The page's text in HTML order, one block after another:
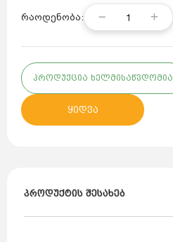
რაოდენობა: 1
პროდუქცია ხელმისაწვდომია
ყიდვა
პროდუქტის შესახებ